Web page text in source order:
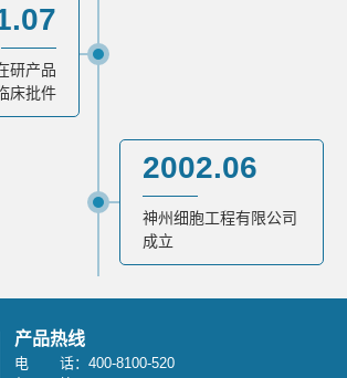
研产品
床批件
2002.06
神州细胞工程有限公司
成立
产品热线
电 话：400-8100-520